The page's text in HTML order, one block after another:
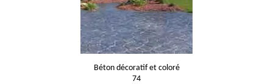
Béton décoratif et coloré
74